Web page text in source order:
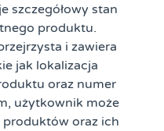
szczegółowy stan
produktu.
i zawiera
jak lokalizacja
oraz numer
użytkownik może
oraz ich